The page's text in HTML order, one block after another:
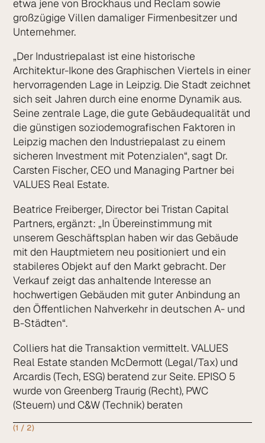
etwa jene von Brockhaus und Reclam sowie
großzügige Villen damaliger Firmenbesitzer und
Unternehmer.
„Der Industriepalast ist eine historische
Architektur-Ikone des Graphischen Viertels in einer
hervorragenden Lage in Leipzig. Die Stadt zeichnet
sich seit Jahren durch eine enorme Dynamik aus.
Seine zentrale Lage, die gute Gebäudequalität und
die günstigen soziodemo­grafischen Faktoren in
Leipzig machen den Industriepalast zu einem
sicheren Investment mit Potenzialen“, sagt Dr.
Carsten Fischer, CEO und Managing Partner bei
VALUES Real Estate.
Beatrice Freiberger, Director bei Tristan Capital
Partners, ergänzt: „In Überein­stimmung mit
unserem Geschäftsplan haben wir das Gebäude
mit den Haupt­mietern neu positioniert und ein
stabileres Objekt auf den Markt gebracht. Der
Verkauf zeigt das anhaltende Interesse an
hochwertigen Gebäuden mit guter Anbindung an
den Öffentlichen Nahverkehr in deutschen A- und
B-Städten“.
Colliers hat die Transaktion vermittelt. VALUES
Real Estate standen McDermott (Legal/Tax) und
Arcardis (Tech, ESG) beratend zur Seite. EPISO 5
wurde von Greenberg Traurig (Recht), PWC
(Steuern) und C&W (Technik) beraten
(1 / 2)